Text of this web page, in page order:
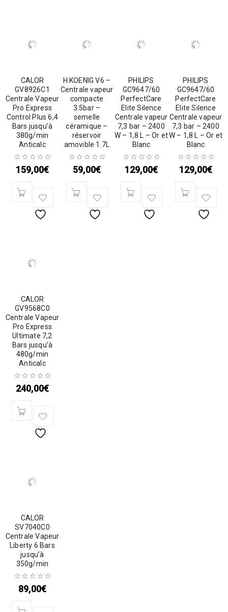
CALOR
GV8926C1
Centrale Vapeur
Pro Express
Control Plus 6,4
Bars jusqu’à
380g/min
Anticalc
159,00€
H.KOENIG V6 –
Centrale vapeur
compacte
3.5bar –
semelle
céramique –
réservoir
amovible 1.7L
59,00€
PHILIPS
GC9647/60
PerfectCare
Elite Silence
Centrale vapeur
7,3 bar – 2400
W – 1,8 L – Or et
Blanc
129,00€
PHILIPS
GC9647/60
PerfectCare
Elite Silence
Centrale vapeur
7,3 bar – 2400
W – 1,8 L – Or et
Blanc
129,00€
CALOR
GV9568C0
Centrale Vapeur
Pro Express
Ultimate 7,2
Bars jusqu’à
480g/min
Anticalc
240,00€
CALOR
SV7040C0
Centrale Vapeur
Liberty 6 Bars
jusqu’à
350g/min
89,00€